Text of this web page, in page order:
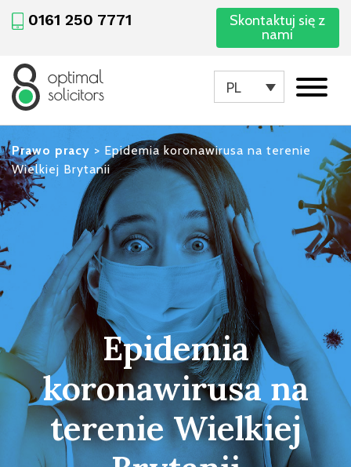
0161 250 7771
Skontaktuj się z
nami
PL
Prawo pracy > Epidemia koronawirusa na terenie
Wielkiej Brytanii
Epidemia
koronawirusa na
terenie Wielkiej